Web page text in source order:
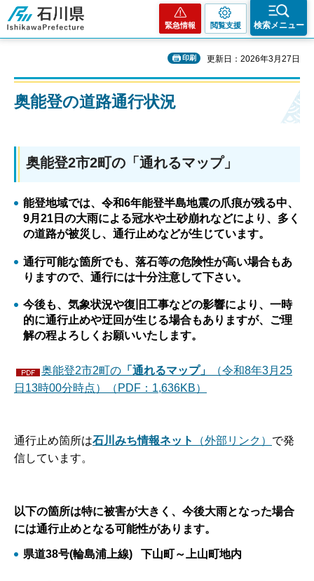
石川県
緊急情報 閲覧支援 検索メニュー
印刷 更新日：2026年3月27日
奥能登の道路通行状況
奥能登2市2町の「通れるマップ」
能登地域では、令和6年能登半島地震の爪痕が残る中、
9月21日の大雨による冠水や土砂崩れなどにより、多く
の道路が被災し、通行止めなどが生じています。
通行可能な箇所でも、落石等の危険性が高い場合もあ
りますので、通行には十分注意して下さい。
今後も、気象状況や復旧工事などの影響により、一時
的に通行止めや迂回が生じる場合もありますが、ご理
解の程よろしくお願いいたします。
奥能登2市2町の 「通れるマップ」
（令和8年3月25
日13時00分時点）（PDF：1,636KB）
通行止め箇所は石川みち情報ネット （外部リンク） で発
信しています。
以下の箇所は特に被害が大きく、今後大雨となった場合
には通行止めとなる可能性があります。
県道38号(輪島浦上線) 下山町～上山町地内